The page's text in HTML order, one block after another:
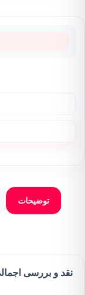
توضیحات
نقد و بررسی